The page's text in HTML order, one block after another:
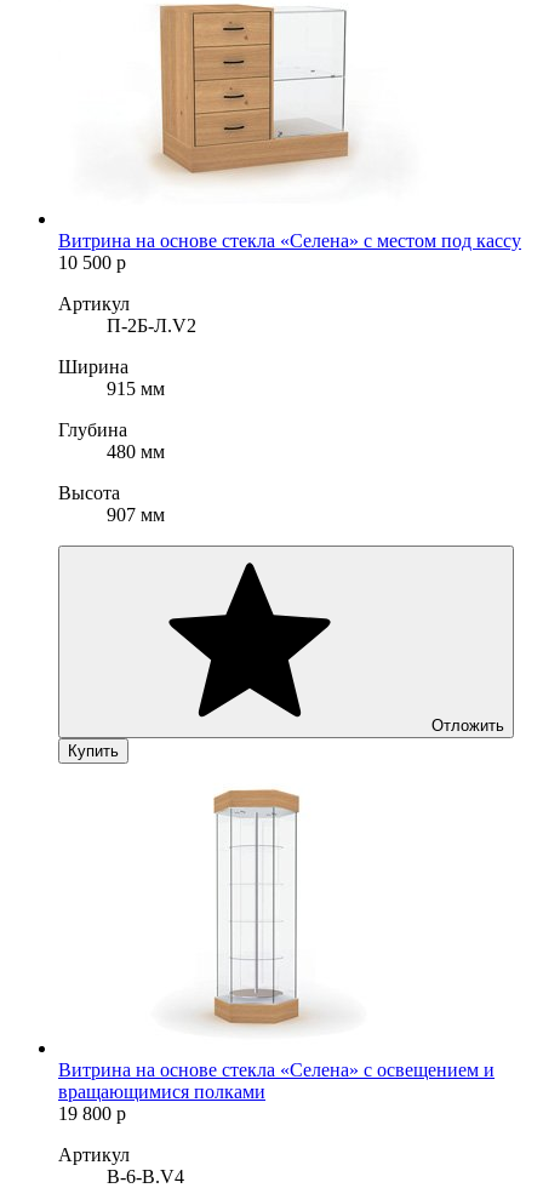
Витрина на основе стекла «Селена» с местом под кассу
10 500 р
Артикул
П-2Б-Л.V2
Ширина
915 мм
Глубина
480 мм
Высота
907 мм
Отложить
Купить
Витрина на основе стекла «Селена» с освещением и
вращающимися полками
19 800 р
Артикул
B-6-B.V4